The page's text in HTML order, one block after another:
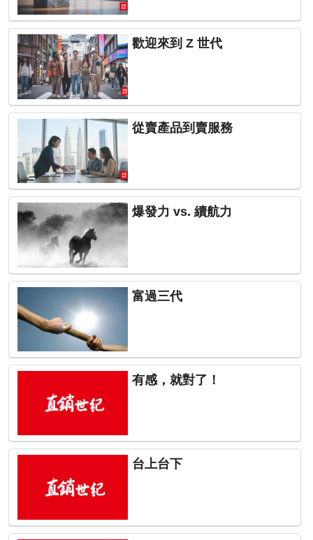
歡迎來到 Z 世代
從賣產品到賣服務
爆發力 vs. 續航力
富過三代
有感，就對了！
台上台下